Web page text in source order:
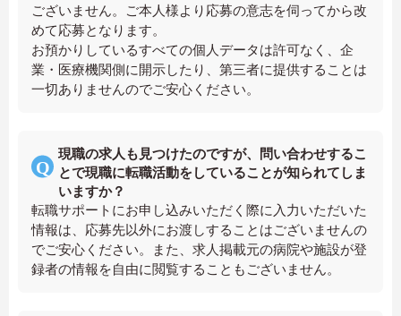
ございません。ご本人様より応募の意志を伺ってから改
めて応募となります。
お預かりしているすべての個人データは許可なく、企
業・医療機関側に開示したり、第三者に提供することは
一切ありませんのでご安心ください。
現職の求人も見つけたのですが、問い合わせするこ
とで現職に転職活動をしていることが知られてしま
いますか？
転職サポートにお申し込みいただく際に入力いただいた
情報は、応募先以外にお渡しすることはございませんの
でご安心ください。また、求人掲載元の病院や施設が登
録者の情報を自由に閲覧することもございません。